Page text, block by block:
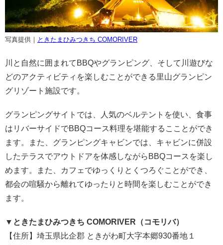
写真提供｜ ときたまひみつきち COMORIVER
川と自然に囲まれてBBQやグランピング、そして川遊びな
どのアクティビティを楽しむことができる里山グランピン
グリゾート施設です。
グランピングサイトでは、人気のベルテントを使い、食事
はリバーサイドでBBQコース料理を堪能するこことができ
ます。また、グランピングキャビンでは、キャビンに併設
したテラスでアウトドアを体感しながらBBQコースを楽し
めます。また、カフェでゆっくりとくつろぐことができ、
都会の喧騒から離れてゆったりと時間を楽しむことができ
ます。
▼ときたまひみつきち COMORIVER（コモリバ）
【住所】埼玉県比企郡 ときがわ町大字本郷930番地１